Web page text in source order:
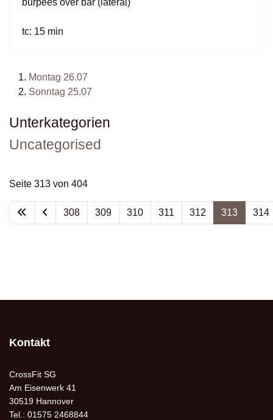
burpees over bar (lateral)
tc: 15 min
Montag 26.07
Sonntag 25.07
Unterkategorien
Uncategorised
Seite 313 von 404
308 309 310 311 312 313 314
Kontakt
CrossFit SG
Am Eisenwerk 41
30519 Hannover
Tel.: 01575 2468844